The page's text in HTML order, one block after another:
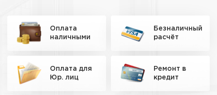
Оплата
наличными
Безналичный
расчёт
Оплата для
Юр. лиц
Ремонт в
кредит